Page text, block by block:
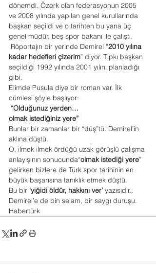
dönemdi. Özerk olan federasyonun 2005
ve 2008 yılında yapılan genel kurullarında
başkan seçildi ve o tarihten bu yana üç
genel müdür, beş spor bakanı ile çalıştı.
Röportajın bir yerinde Demirel “2010 yılına
kadar hedefleri çizerim” diyor. Tıpkı başkan
seçildiği 1992 yılında 2001 yılını planladığı
gibi.
Elimde Pusula diye bir roman var. İlk
cümlesi şöyle başlıyor:
“Olduğunuz yerden…
olmak istediğiniz yere”
Bunlar bir zamanlar bir “düş”tü. Demirel’in
aklına düştü.
O, ilmek ilmek ördüğü uzak görüşlü çalışma
anlayışının sonucunda“olmak istediği yere”
gelirken bizlere de Türk spor tarihinin en
büyük başarısına tanıklık etmek düştü.
Bu bir ‘yiğidi öldür, hakkını ver’ yazısıdır..
Demirel’e de bin selam, bir saygı duruşu.
Habertürk